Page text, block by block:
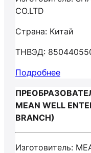
CO.LTD
Страна: Китай
ТНВЭД:
Подробнее
MEAN WELL
BRANCH)
Изготовитель: